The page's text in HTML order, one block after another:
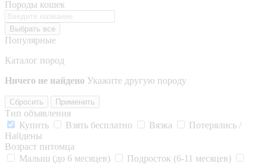
Породы кошек
Выбрать все
Популярные
Каталог пород
Ничего не найдено Укажите другую породу
Сбросить Применить
Тип объявления
Купить
Взять бесплатно Вязка
Потерялись /
Найдены
Возраст питомца
Малыш (до 6 месяцев)
Подросток (6-11 месяцев)